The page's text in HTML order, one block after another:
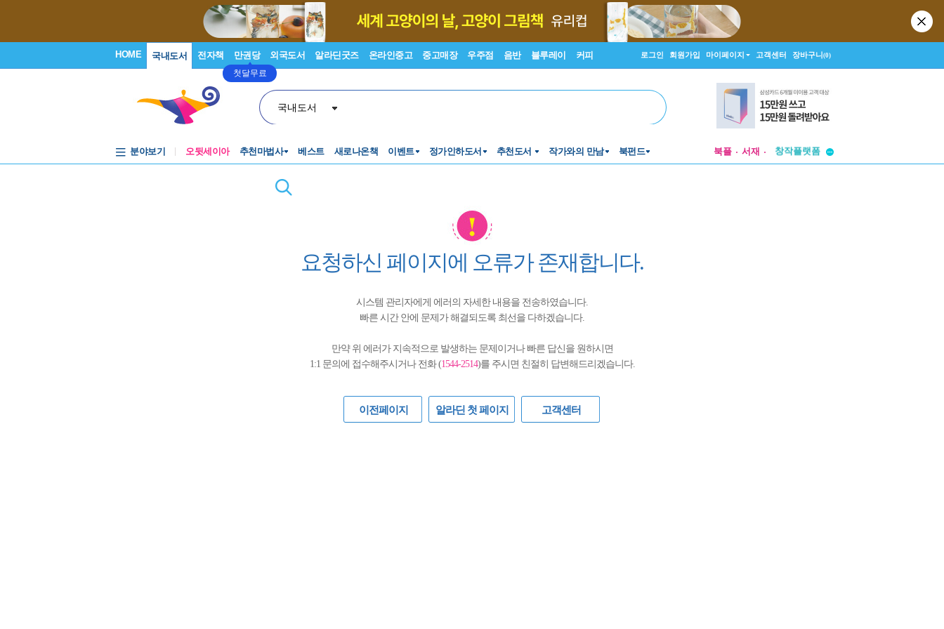
HOME 국내도서 전자책 만권당
첫달무료
외국도서 알라딘굿즈 온라인중고 중고매장 우주점 음반 블루레이 커피 로그인 회원가입 마이페이지 고객센터 장바구니(0)
국내도서
분야보기 오뒷세이아 추천마법사 베스트 새로나온책 이벤트 정가인하도서 추천도서 작가와의 만남 북펀드 북플 서재
창작플랫폼
투비컨티뉴드
요청하신 페이지에 오류가 존재합니다.
시스템 관리자에게 에러의 자세한 내용을 전송하였습니다.
빠른 시간 안에 문제가 해결되도록 최선을 다하겠습니다.
만약 위 에러가 지속적으로 발생하는 문제이거나 빠른 답신을 원하시면
1:1 문의에 접수해주시거나 전화 (1544-2514)를 주시면 친절히 답변해드리겠습니다.
이전페이지 알라딘 첫 페이지 고객센터